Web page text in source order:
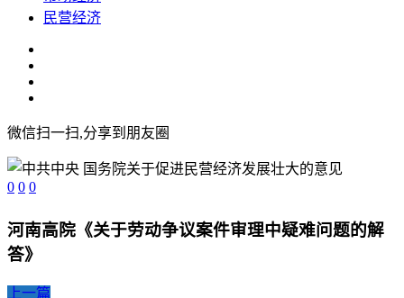
民营经济
微信扫一扫,分享到朋友圈
0 0 0
河南高院《关于劳动争议案件审理中疑难问题的解
答》
上一篇